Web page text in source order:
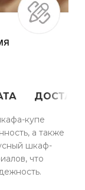
купе
а также
шкаф-
что